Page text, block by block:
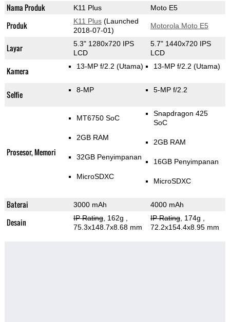
Nama Produk K11 Plus Moto E5
Produk K11 Plus(Launched
2018-07-01)
Motorola Moto E5
Layar
5.3" 1280x720 IPS
LCD
5.7" 1440x720 IPS
LCD
Kamera 13-MP f/2.2 (Utama) 13-MP f/2.2 (Utama)
Selfie 8-MP 5-MP f/2.2
Prosesor, Memori
MT6750 SoC
2GB RAM
32GB Penyimpanan
MicroSDXC
Snapdragon 425
SoC
2GB RAM
16GB Penyimpanan
MicroSDXC
Baterai 3000 mAh 4000 mAh
Desain IP Rating, 162g
75.3x148.7x8.68 mm
IP Rating, 174g
72.2x154.4x8.95 mm